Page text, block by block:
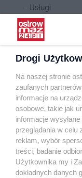
Usługi
Praca
Warunki
Kontakt
INFORMATOR
Bankomaty
Msze święte
Nocna pomoc
Taxi
REKLAMA
Drogi
Na naszej stronie
zaufanych
informacje na
osobowe, takie jak
informacje
przeglądania w celu
reklam, wybór
treści, badanie
Użytkownika my i
dokładnych danych